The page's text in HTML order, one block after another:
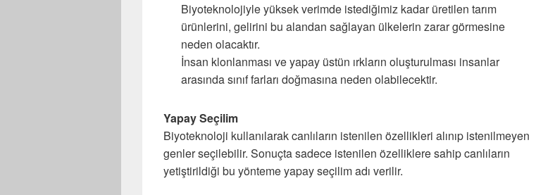
Biyoteknolojiyle yüksek verimde istediğimiz kadar üretilen tarım
ürünlerini, gelirini bu alandan sağlayan ülkelerin zarar görmesine
neden olacaktır.
İnsan klonlanması ve yapay üstün ırkların oluşturulması insanlar
arasında sınıf farları doğmasına neden olabilecektir.
Yapay Seçilim
Biyoteknoloji kullanılarak canlıların istenilen özellikleri alınıp istenilmeyen
genler seçilebilir. Sonuçta sadece istenilen özelliklere sahip canlıların
yetiştirildiği bu yönteme yapay seçilim adı verilir.